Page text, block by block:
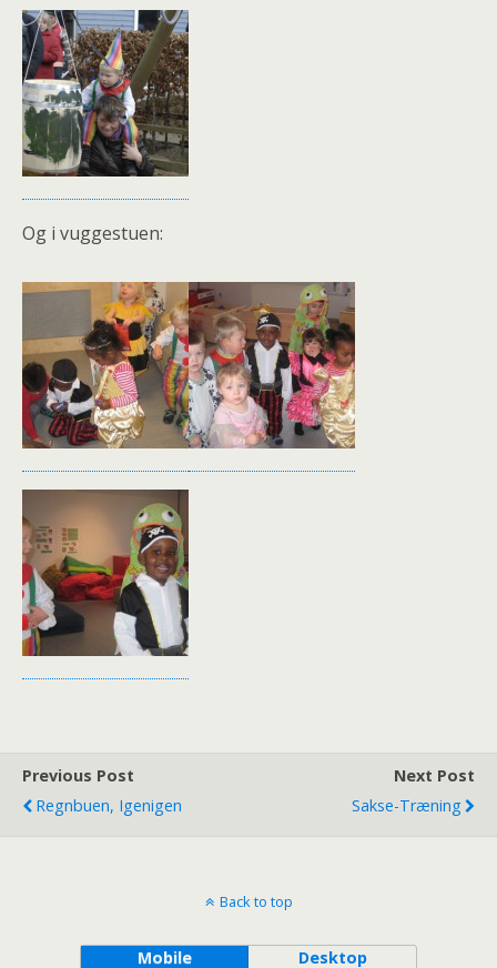
Og i vuggestuen:
Previous Post
Regnbuen, Igenigen
Next Post
Sakse-Træning
Back to top
Mobile Desktop